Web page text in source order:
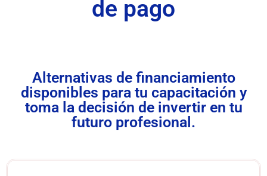
de pago
Alternativas de financiamiento
disponibles para tu capacitación y
toma la decisión de invertir en tu
futuro profesional.